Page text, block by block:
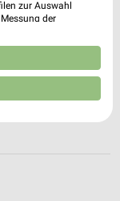
zur Auswahl
der
Entwicklung und
zur Auswahl
und in die